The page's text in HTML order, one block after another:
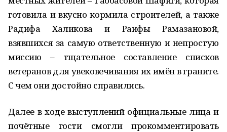
готовила и вкусно кормила строителей, а также
Радифа Халикова и Раифы Рамазановой,
взявшихся за самую ответственную и непростую
миссию – тщательное составление списков
ветеранов для увековечивания их имён в граните.
С чем они достойно справились.
Далее в ходе выступлений официальные лица и
почётные гости смогли прокомментировать